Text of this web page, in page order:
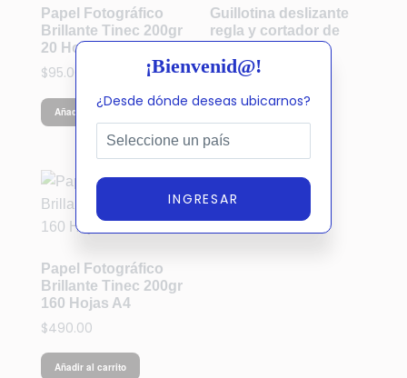
¡Bienvenid@!
¿Desde dónde deseas ubicarnos?
INGRESAR
Papel Fotográfico
Brillante Tinec 200gr
20 Hojas A4
$95.00
Añadir al carrito
Guillotina deslizante
regla y cortador de
$190.00
Papel Fotográfico
Brillante Tinec 200gr
160 Hojas A4
$490.00
Añadir al carrito